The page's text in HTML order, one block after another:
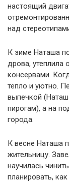
настоящий
над
К зиме Наташа
дрова, утеплила
консервами.
тепло и уютно.
выпечкой
пирогам), а на
города.
К весне Наташа
жительницу.
научилась
планировать,